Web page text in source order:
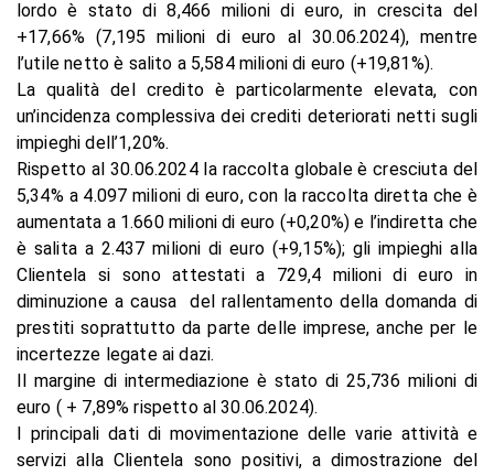
lordo è stato di 8,466 milioni di euro, in crescita del
+17,66% (7,195 milioni di euro al 30.06.2024), mentre
l’utile netto è salito a 5,584 milioni di euro (+19,81%).
La qualità del credito è particolarmente elevata, con
un’incidenza complessiva dei crediti deteriorati netti sugli
impieghi dell’1,20%.
Rispetto al 30.06.2024 la raccolta globale è cresciuta del
5,34% a 4.097 milioni di euro, con la raccolta diretta che è
aumentata a 1.660 milioni di euro (+0,20%) e l’indiretta che
è salita a 2.437 milioni di euro (+9,15%); gli impieghi alla
Clientela si sono attestati a 729,4 milioni di euro in
diminuzione a causa del rallentamento della domanda di
prestiti soprattutto da parte delle imprese, anche per le
incertezze legate ai dazi.
Il margine di intermediazione è stato di 25,736 milioni di
euro ( + 7,89% rispetto al 30.06.2024).
I principali dati di movimentazione delle varie attività e
servizi alla Clientela sono positivi, a dimostrazione del